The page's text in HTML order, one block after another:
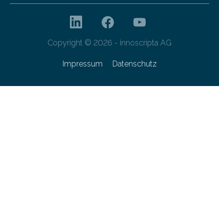
Copyright © 2026 - innoscripta AG
Impressum Datenschutz